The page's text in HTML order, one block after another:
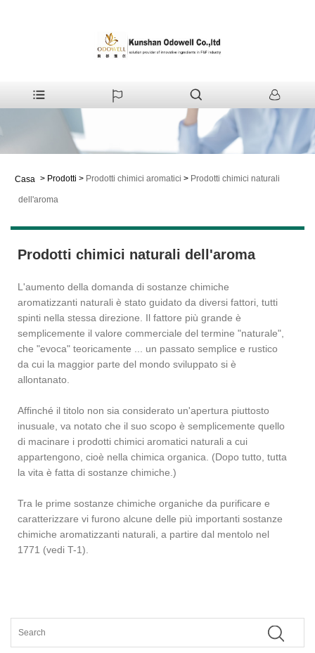
Casa > Prodotti > Prodotti chimici aromatici > Prodotti chimici naturali
dell'aroma
Prodotti chimici naturali dell'aroma
L'aumento della domanda di sostanze chimiche
aromatizzanti naturali è stato guidato da diversi fattori, tutti
spinti nella stessa direzione. Il fattore più grande è
semplicemente il valore commerciale del termine "naturale",
che "evoca" teoricamente ... un passato semplice e rustico
da cui la maggior parte del mondo sviluppato si è
allontanato.
Affinché il titolo non sia considerato un'apertura piuttosto
inusuale, va notato che il suo scopo è semplicemente quello
di macinare i prodotti chimici aromatici naturali a cui
appartengono, cioè nella chimica organica. (Dopo tutto, tutta
la vita è fatta di sostanze chimiche.)
Tra le prime sostanze chimiche organiche da purificare e
caratterizzare vi furono alcune delle più importanti sostanze
chimiche aromatizzanti naturali, a partire dal mentolo nel
1771 (vedi T-1).